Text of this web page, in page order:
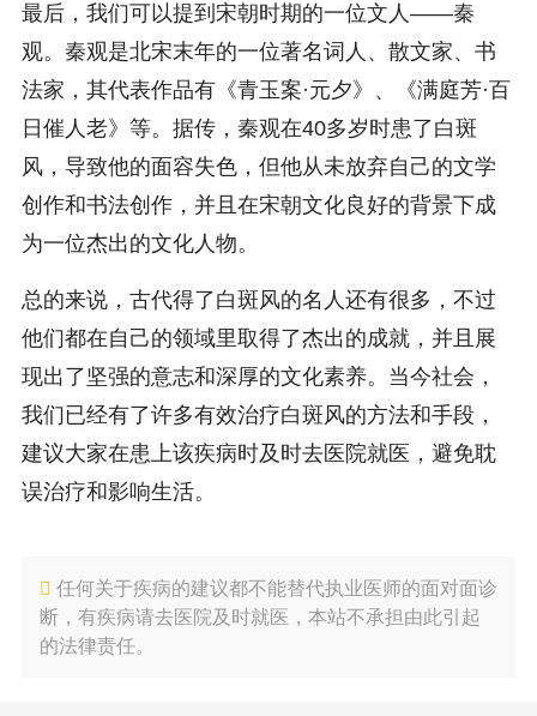
最后，我们可以提到宋朝时期的一位文人——秦
观。秦观是北宋末年的一位著名词人、散文家、书
法家，其代表作品有《青玉案·元夕》、《满庭芳·百
日催人老》等。据传，秦观在40多岁时患了白斑
风，导致他的面容失色，但他从未放弃自己的文学
创作和书法创作，并且在宋朝文化良好的背景下成
为一位杰出的文化人物。
总的来说，古代得了白斑风的名人还有很多，不过
他们都在自己的领域里取得了杰出的成就，并且展
现出了坚强的意志和深厚的文化素养。当今社会，
我们已经有了许多有效治疗白斑风的方法和手段，
建议大家在患上该疾病时及时去医院就医，避免耽
误治疗和影响生活。
任何关于疾病的建议都不能替代执业医师的面对面诊
断，有疾病请去医院及时就医，本站不承担由此引起
的法律责任。